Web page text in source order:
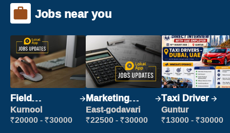
Jobs near you
Field
Marketing
Executive
Kurnool
₹20000 - ₹30000
Marketing
Executive
East-godavari
₹22500 - ₹30000
Taxi Driver
Guntur
₹13000 - ₹30000